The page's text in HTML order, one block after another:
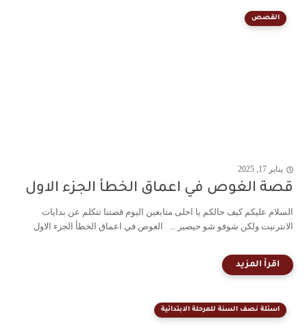
القصص
يناير 17, 2025
قصة الغوص في اعماق الخطأ الجزء الاول
السلام عليكم كيف حالكم يا احلى متابعين اليوم قصتنا تتكلم عن بدايات
الانترنيت ولكن شوفو شو حيصير ... الغوص في اعماق الخطأ الجزء الاول
اسئلة نصف السنة للمرحلة الابتدائية